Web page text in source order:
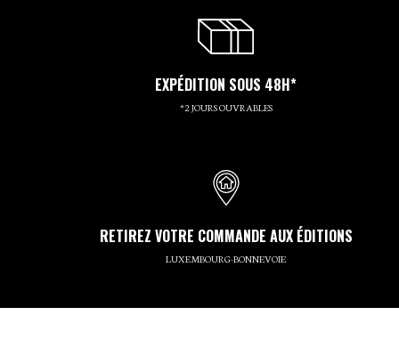
EXPÉDITION SOUS 48H*
*2 JOURS OUVRABLES
RETIREZ VOTRE COMMANDE AUX ÉDITIONS
LUXEMBOURG-BONNEVOIE